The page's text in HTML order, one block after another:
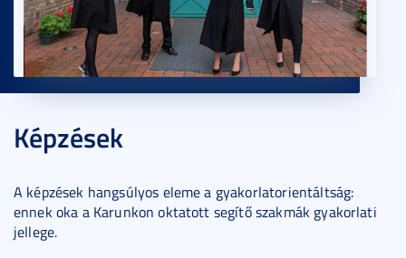
Képzések
A képzések hangsúlyos eleme a gyakorlatorientáltság:
ennek oka a Karunkon oktatott segítő szakmák gyakorlati
jellege.